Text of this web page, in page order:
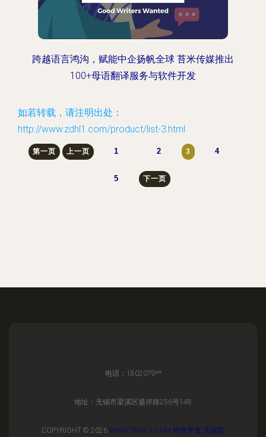
跨越语言鸿沟，赋能中企扬帆全球 苔米传媒推出
100+母语翻译服务与软件开发
如若转载，请注明出处：
http://www.zdhl1.com/product/list-3.html
第一页 上一页 1 2 3 4
5 下一页
电话：1802079**
地址：无锡市梁溪区盛岸路256号148
COPYRIGHT © 2026 WWW.ZDHL1.COM 软件开发 无锡雷